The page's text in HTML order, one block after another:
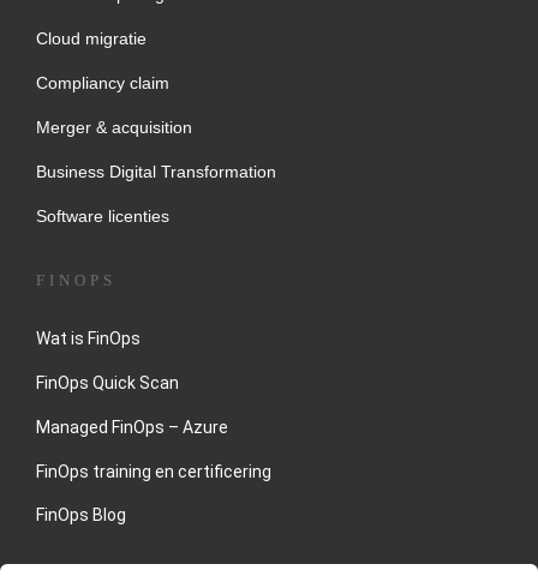
Cloud migratie
Compliancy claim
Merger & acquisition
Business Digital Transformation
Software licenties
FINOPS
Wat is FinOps
FinOps Quick Scan
Managed FinOps – Azure
FinOps training en certificering
FinOps Blog